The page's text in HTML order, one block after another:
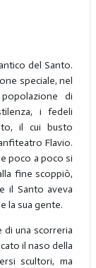
del Santo.
speciale, nel
di
i fedeli
il cui busto
Flavio.
poco a poco si
fine scoppiò,
il Santo aveva
la sua gente.
di una scorreria
il naso della
scultori, ma